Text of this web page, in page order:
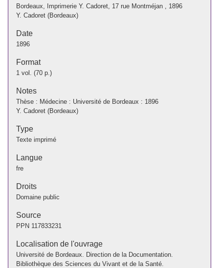
Bordeaux, Imprimerie Y. Cadoret, 17 rue Montméjan , 1896
Y. Cadoret (Bordeaux)
Date
1896
Format
1 vol. (70 p.)
Notes
Thèse : Médecine : Université de Bordeaux : 1896
Y. Cadoret (Bordeaux)
Type
Texte imprimé
Langue
fre
Droits
Domaine public
Source
PPN 117833231
Localisation de l'ouvrage
Université de Bordeaux. Direction de la Documentation.
Bibliothèque des Sciences du Vivant et de la Santé.